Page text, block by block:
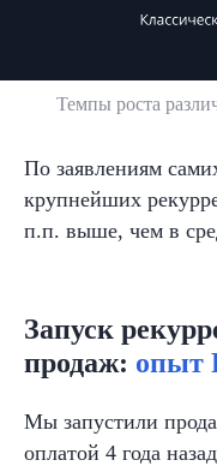
Темпы роста
По заявлениям
крупнейших
п.п. выше, чем в
Запуск
продаж: опыт
Мы запустили
оплатой 4 года